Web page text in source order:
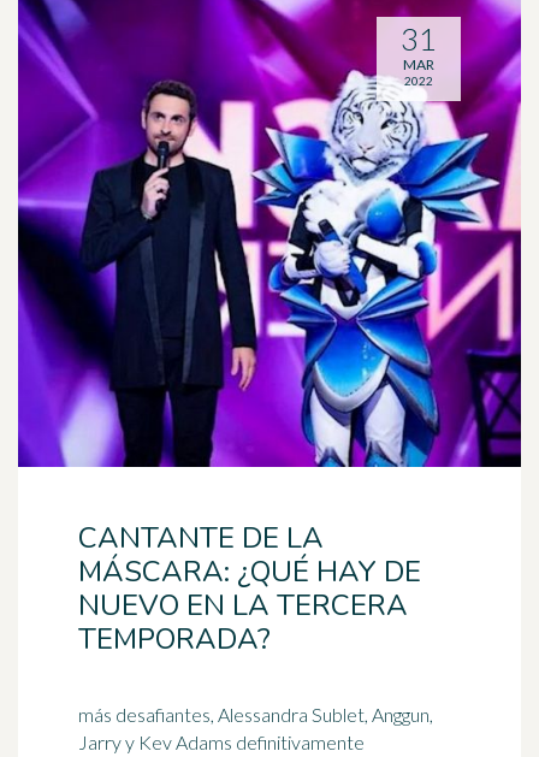
CANTANTE DE LA
MÁSCARA: ¿QUÉ HAY DE
NUEVO EN LA TERCERA
TEMPORADA?
más desafiantes, Alessandra Sublet, Anggun,
Jarry y Kev Adams definitivamente
31
MAR
2022